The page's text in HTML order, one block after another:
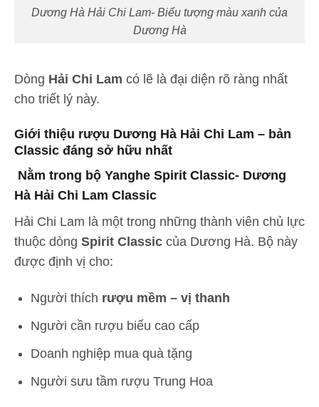
Dương Hà Hải Chi Lam- Biểu tượng màu xanh của
Dương Hà
Dòng Hải Chi Lam có lẽ là đại diện rõ ràng nhất
cho triết lý này.
Giới thiệu rượu Dương Hà Hải Chi Lam – bản
Classic đáng sở hữu nhất
Nằm trong bộ Yanghe Spirit Classic- Dương
Hà Hải Chi Lam Classic
Hải Chi Lam là một trong những thành viên chủ lực
thuộc dòng Spirit Classic của Dương Hà. Bộ này
được định vị cho:
Người thích rượu mềm – vị thanh
Người cần rượu biếu cao cấp
Doanh nghiệp mua quà tặng
Người sưu tầm rượu Trung Hoa